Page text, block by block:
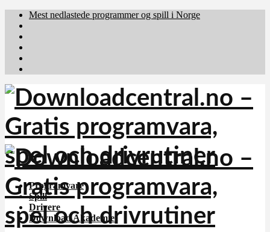
Mest nedlastede programmer og spill i Norge
Programvare
Spill
Drivere
Download Akademiet